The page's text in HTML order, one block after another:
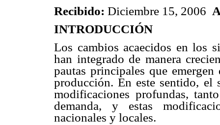
Recibido: Diciembre 15, 2006
INTRODUCCIÓN
Los cambios acaecidos en los
han integrado de manera
pautas principales que
producción. En este sentido, el
modificaciones profundas,
demanda, y estas
nacionales y locales.